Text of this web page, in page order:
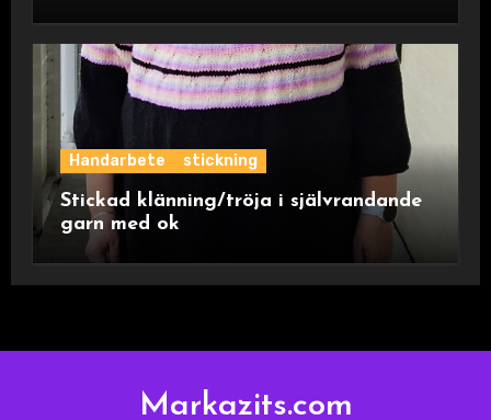
Handarbete stickning
Stickad klänning/tröja i självrandande
garn med ok
Markazits.com